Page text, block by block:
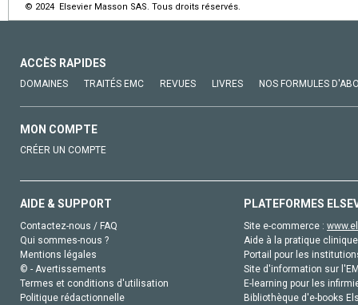
© 2024 Elsevier Masson SAS. Tous droits réservés.
ACCÈS RAPIDES
DOMAINES TRAITÉS EMC REVUES LIVRES NOS FORMULES
MON COMPTE
CRÉER UN COMPTE
AIDE & SUPPORT
Contactez-nous / FAQ
Qui sommes-nous ?
Mentions légales
© - Avertissements
Termes et conditions d'utilisation
Politique rédactionnelle
PLATEFORMES
Site e-commerce :
Aide à la pratique
Portail pour les
Site d'information sur
E-learning pour les
Bibliothèque d'e-books